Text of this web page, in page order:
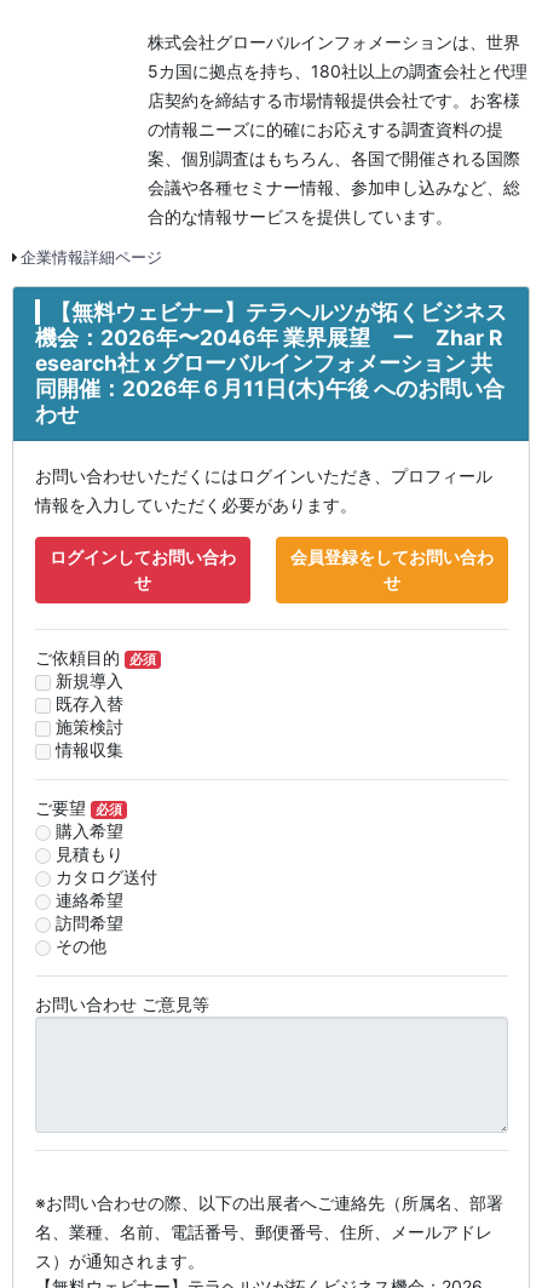
株式会社グローバルインフォメーションは、世界
5カ国に拠点を持ち、180社以上の調査会社と代理
店契約を締結する市場情報提供会社です。お客様
の情報ニーズに的確にお応えする調査資料の提
案、個別調査はもちろん、各国で開催される国際
会議や各種セミナー情報、参加申し込みなど、総
合的な情報サービスを提供しています。
企業情報詳細ページ
【無料ウェビナー】テラヘルツが拓くビジネス
機会：2026年〜2046年 業界展望 ー Zhar R
esearch社 x グローバルインフォメーション 共
同開催：2026年６月11日(木)午後 へのお問い合
わせ
お問い合わせいただくにはログインいただき、プロフィール
情報を入力していただく必要があります。
ログインしてお問い合わ
せ
会員登録をしてお問い合わ
せ
ご依頼目的 必須
新規導入
既存入替
施策検討
情報収集
ご要望 必須
購入希望
見積もり
カタログ送付
連絡希望
訪問希望
その他
お問い合わせ ご意見等
※お問い合わせの際、以下の出展者へご連絡先（所属名、部署
名、業種、名前、電話番号、郵便番号、住所、メールアドレ
ス）が通知されます。